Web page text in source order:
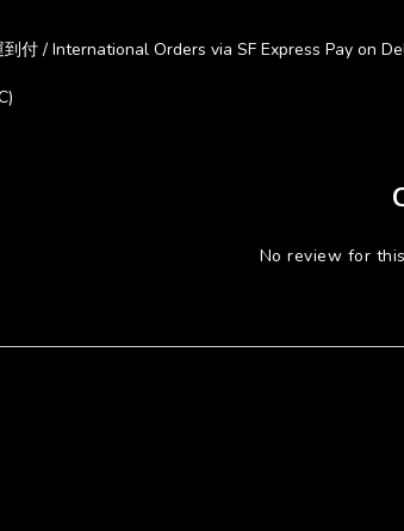
付 / International Orders via SF Express Pay on
No review for